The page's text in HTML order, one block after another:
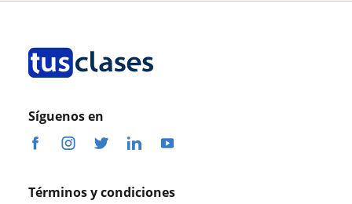
Síguenos en
Términos y condiciones